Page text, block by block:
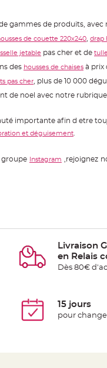
gammes de produits,
de couette 220x240 drap
jetable pas cher et de
des housses de chaises à prix
pas cher , plus de 10 000
de noel avec notre rubrique
importante afin d etre
et déguisement
groupe Instagram ,rejoignez
Livraison
en Relais
Dès 80€
15 jours
pour